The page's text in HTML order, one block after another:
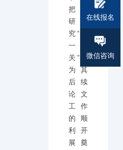
在线报名
微信咨询
把好
研
究“第
一
关”，
为其
后续
论文
工作
的顺
利开
展奠